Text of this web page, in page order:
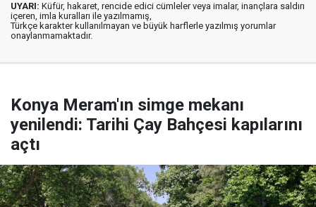
UYARI: Küfür, hakaret, rencide edici cümleler veya imalar, inançlara saldırı
içeren, imla kuralları ile yazılmamış,
Türkçe karakter kullanılmayan ve büyük harflerle yazılmış yorumlar
onaylanmamaktadır.
Konya Meram'ın simge mekanı
yenilendi: Tarihi Çay Bahçesi kapılarını
açtı